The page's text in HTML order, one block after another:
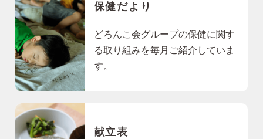
保健だより
どろんこ会グループの保健に関す
る取り組みを毎月ご紹介していま
す。
献立表